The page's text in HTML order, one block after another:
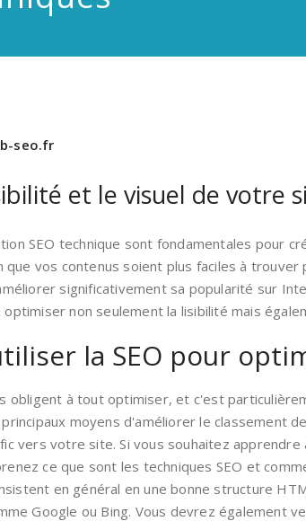
seo.fr
et le visuel de votre
SEO technique sont fondamentales pour
vos contenus soient plus faciles à
significativement sa popularité sur
non seulement la lisibilité mais
la SEO pour
obligent à tout optimiser, et c'est
moyens d'améliorer le
vers votre site. Si vous souhaitez
ce que sont les techniques SEO et
en général en une bonne structure
Google ou Bing. Vous devrez également